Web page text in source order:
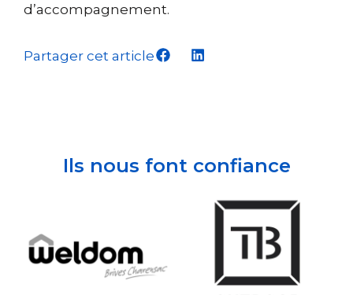
d’accompagnement.
Partager cet article
Ils nous font confiance